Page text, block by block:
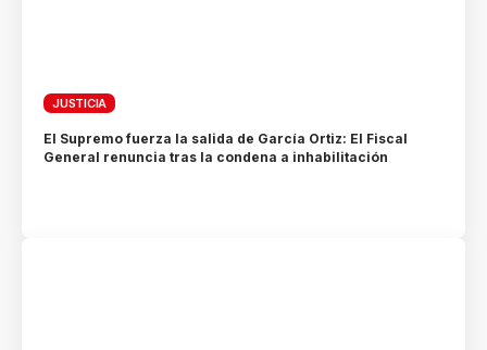
JUSTICIA
El Supremo fuerza la salida de García Ortiz: El Fiscal
General renuncia tras la condena a inhabilitación